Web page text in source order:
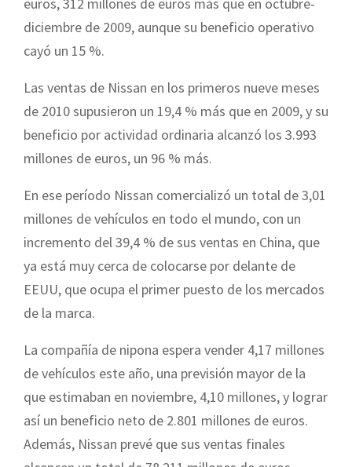
diciembre de 2009, aunque su beneficio operativo
cayó un 15 %.
Las ventas de Nissan en los primeros nueve meses
de 2010 supusieron un 19,4 % más que en 2009, y su
beneficio por actividad ordinaria alcanzó los 3.993
millones de euros, un 96 % más.
En ese período Nissan comercializó un total de 3,01
millones de vehículos en todo el mundo, con un
incremento del 39,4 % de sus ventas en China, que
ya está muy cerca de colocarse por delante de
EEUU, que ocupa el primer puesto de los mercados
de la marca.
La compañía de nipona espera vender 4,17 millones
de vehículos este año, una previsión mayor de la
que estimaban en noviembre, 4,10 millones, y lograr
así un beneficio neto de 2.801 millones de euros.
Además, Nissan prevé que sus ventas finales